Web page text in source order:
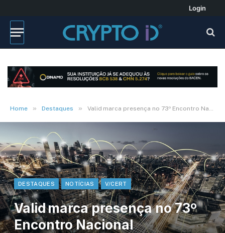
Login
Home » Destaques » Valid marca presença no 73º Encontro Nacional dos Detrans - END
DESTAQUES NOTÍCIAS V/CERT
Valid marca presença no 73º
Encontro Nacional